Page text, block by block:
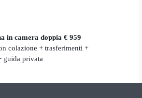
in camera doppia€ 959
colazione + trasferimenti +
guida privata